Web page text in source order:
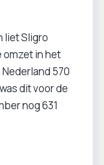
liet Sligro
omzet in het
570
dit voor de
nog 631